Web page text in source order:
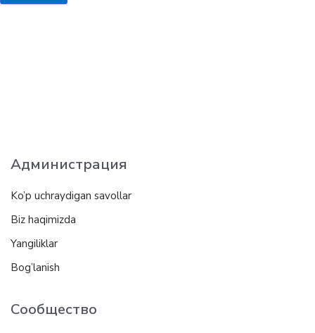
Администрация
Ko’p uchraydigan savollar
Biz haqimizda
Yangiliklar
Bog’lanish
Сообщество